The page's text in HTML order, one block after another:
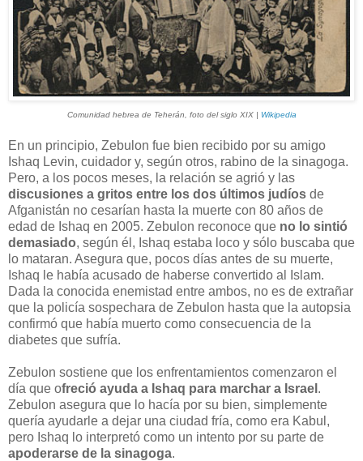
Comunidad hebrea de Teherán, foto del siglo XIX | Wikipedia
En un principio, Zebulon fue bien recibido por su amigo
Ishaq Levin, cuidador y, según otros, rabino de la sinagoga.
Pero, a los pocos meses, la relación se agrió y las
discusiones a gritos entre los dos últimos judíos de
Afganistán no cesarían hasta la muerte con 80 años de
edad de Ishaq en 2005. Zebulon reconoce que no lo sintió
demasiado, según él, Ishaq estaba loco y sólo buscaba que
lo mataran. Asegura que, pocos días antes de su muerte,
Ishaq le había acusado de haberse convertido al Islam.
Dada la conocida enemistad entre ambos, no es de extrañar
que la policía sospechara de Zebulon hasta que la autopsia
confirmó que había muerto como consecuencia de la
diabetes que sufría.
Zebulon sostiene que los enfrentamientos comenzaron el
día que ofreció ayuda a Ishaq para marchar a Israel .
Zebulon asegura que lo hacía por su bien, simplemente
quería ayudarle a dejar una ciudad fría, como era Kabul,
pero Ishaq lo interpretó como un intento por su parte de
apoderarse de la sinagoga.